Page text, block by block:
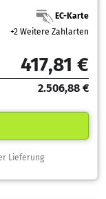
EC-Karte
+2 Weitere Zahlarten
417,81 €
2.506,88 €
Lieferung